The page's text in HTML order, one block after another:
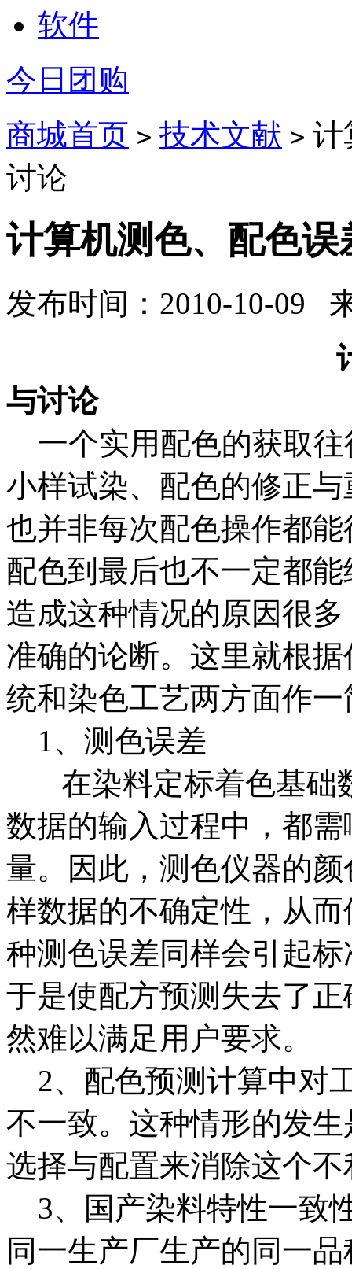
软件
今日团购
商城首页 > 技术文献 > 计
讨论
计算机测色、配色
发布时间：2010-10-09
与讨论
一个实用配色的获取往
小样试染、配色的修正
也并非每次配色操作都
配色到最后也不一定都
造成这种情况的原因很
准确的论断。这里就根
统和染色工艺两方面作
1、测色误差
在染料定标着色基础
数据的输入过程中，都
量。因此，测色仪器的
样数据的不确定性，从
种测色误差同样会引起
于是使配方预测失去了
然难以满足用户要求。
2、配色预测计算中对
不一致。这种情形的发
选择与配置来消除这个
3、国产染料特性一致
同一生产厂生产的同一